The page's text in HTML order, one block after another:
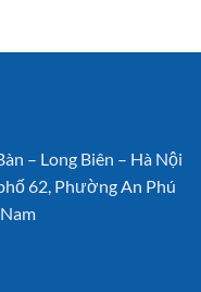
– Long Biên – Hà Nội
62, Phường An Phú